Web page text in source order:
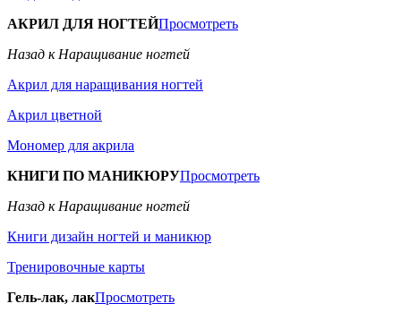
АКРИЛ ДЛЯ НОГТЕЙПросмотреть
Назад к Наращивание ногтей
Акрил для наращивания ногтей
Акрил цветной
Мономер для акрила
КНИГИ ПО МАНИКЮРУПросмотреть
Назад к Наращивание ногтей
Книги дизайн ногтей и маникюр
Тренировочные карты
Гель-лак, лакПросмотреть